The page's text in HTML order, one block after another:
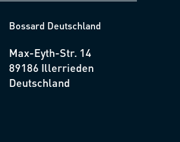
Bossard Deutschland
Max-Eyth-Str. 14
89186 Illerrieden
Deutschland